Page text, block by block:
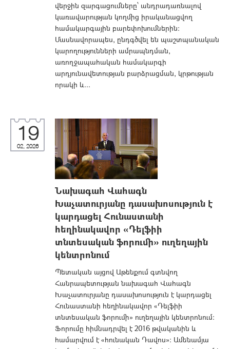
վերջին զարգացումները՝ անդրադառնալով
կառավարության կողմից իրականացվող
համակարգային բարեփոխումներին։
Մասնավորապես, ընդգծվել են պաշտպանական
կարողությունների ամրապնդման,
առողջապահական համակարգի
արդյունավետության բարձրացման, կրթության
որակի և...
19
02, 2026
Նախագահ Վահագն
Խաչատուրյանը դասախոսություն է
կարդացել Հունաստանի
հեղինակավոր «Դելֆիի
տնտեսական ֆորումի» ուղեղային
կենտրոնում
Պետական այցով Աթենքում գտնվող
Հանրապետության նախագահ Վահագն
Խաչատուրյանը դասախոսություն է կարդացել
Հունաստանի հեղինակավոր «Դելֆիի
տնտեսական ֆորումի» ուղեղային կենտրոնում։
Ֆորումը հիմնադրվել է 2016 թվականին և
համարվում է «հունական Դավոս»։ Ամենամյա